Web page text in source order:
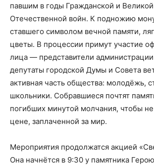
павшим в годы Гражданской и Великой
Отечественной войн. К подножию
ставшего символом вечной памяти,
цветы. В процессии примут участие
лица — представители администрации
депутаты городской Думы и Совета
активная часть общества: молодёжь,
школьники. Собравшиеся почтят
погибших минутой молчания, чтобы не
цене, заплаченной за мир.
Мероприятия продолжатся акцией
Она начнётся в 9:30 у памятника